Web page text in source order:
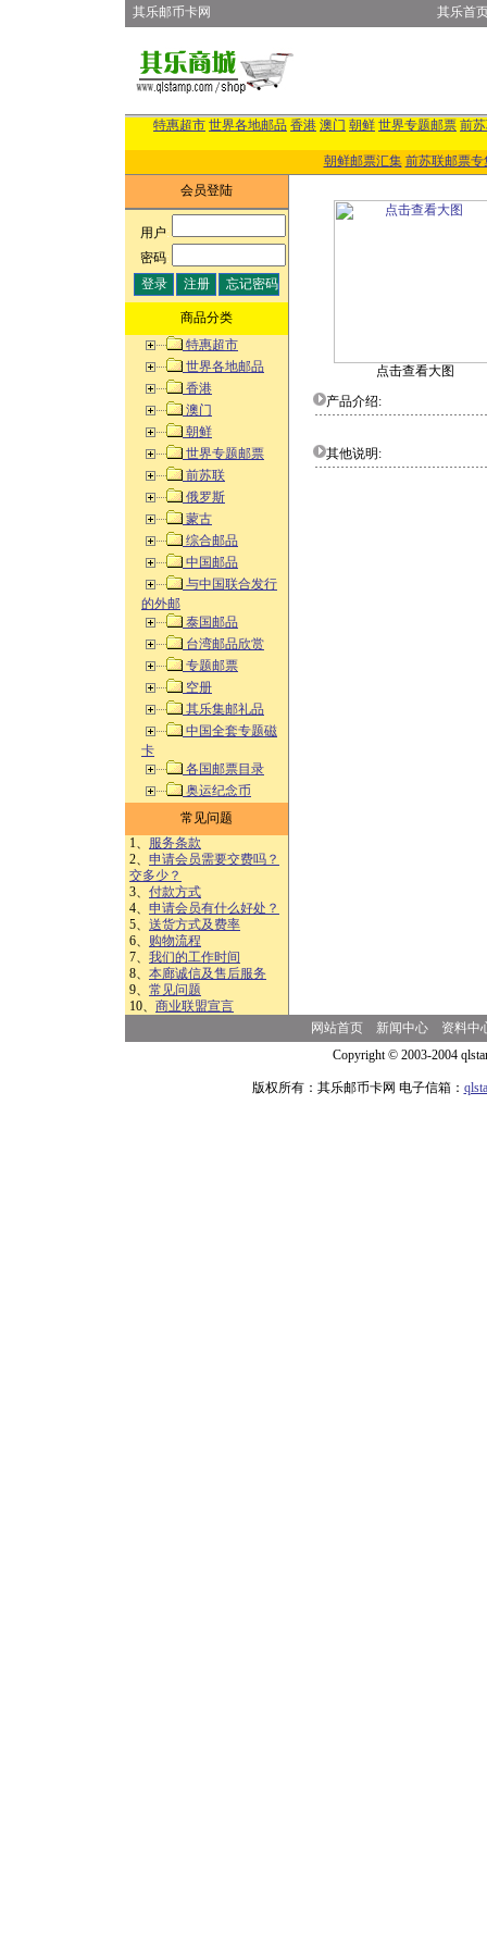
其乐邮币卡网 其乐首
特惠超市 世界各地邮品 香港 澳门 朝鲜 世界专题邮票 前
朝鲜邮票汇集 前苏联邮票专
会员登陆
用户:
密码:
商品分类
特惠超市
世界各地邮品
香港
澳门
朝鲜
世界专题邮票
前苏联
俄罗斯
蒙古
综合邮品
中国邮品
与中国联合发行
的外邮
泰国邮品
台湾邮品欣赏
专题邮票
空册
其乐集邮礼品
中国全套专题磁
卡
各国邮票目录
奥运纪念币
常见问题
1、 服务条款
2、 申请会员需要交费吗？
交多少？
3、 付款方式
4、 申请会员有什么好处？
5、 送货方式及费率
6、 购物流程
7、 我们的工作时间
8、 本廊诚信及售后服务
9、 常见问题
10、 商业联盟宣言
点击查看大图
产品介绍:
其他说明:
网站首页 新闻中心
资料中
Copyright © 2003-2004
版权所有：其乐邮币卡网 电子信箱：